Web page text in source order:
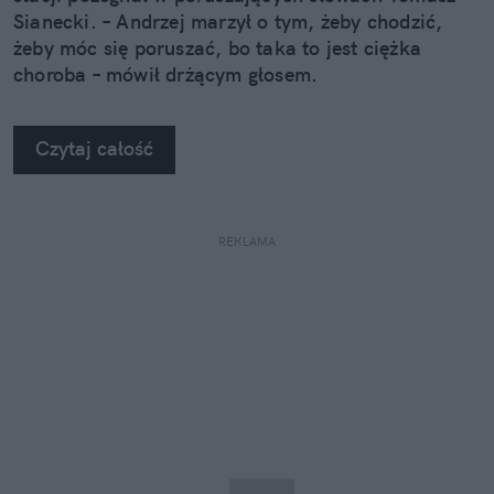
Sianecki. – Andrzej marzył o tym, żeby chodzić,
żeby móc się poruszać, bo taka to jest ciężka
choroba – mówił drżącym głosem.
Czytaj całość
REKLAMA